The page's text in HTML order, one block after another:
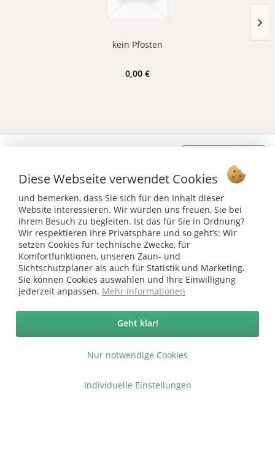
kein Pfosten
0,00 €
Ab 75 € versandkostenfrei *
Service Hotline
Shop Service
Informationen
* bei Paketversand. Alle Preise inkl. gesetzl. Mehrwertsteuer zzgl.
Versandkosten.
Copyright © afp marketing gmbh - Alle Rechte vorbehalten
Sicher zahlen in unserem Onlineshop
Diese Webseite verwendet Cookies
und bemerken, dass Sie sich für den Inhalt dieser
Website interessieren. Wir würden uns freuen, Sie bei
ihrem Besuch zu begleiten. Ist das für Sie in Ordnung?
Wir respektieren Ihre Privatsphäre und so geht’s: Wir
setzen Cookies für technische Zwecke, für
Komfortfunktionen, unseren Zaun- und
Sichtschutzplaner als auch für Statistik und Marketing.
Sie können Cookies auswählen und Ihre Einwilligung
jederzeit anpassen. Mehr Informationen
Nur notwendige Cookies
Geht klar!
Individuelle Einstellungen